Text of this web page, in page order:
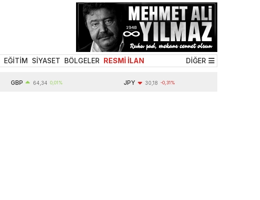
EĞİTİM SİYASET BÖLGELER RESMİ İLAN DİĞER
64,34 0,01% 30,18 -0,31%